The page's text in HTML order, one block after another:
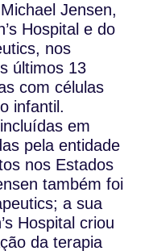
Jensen,
Hospital e do
nos
últimos 13
com células
infantil.
em
pela entidade
nos Estados
também foi
a sua
Hospital criou
da terapia